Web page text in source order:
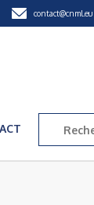
contact@cnml.eu